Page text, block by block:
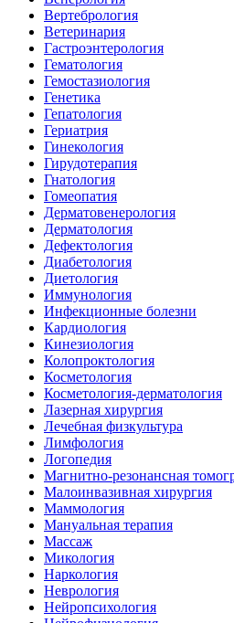
Вертебрология
Ветеринария
Гастроэнтерология
Гематология
Гемостазиология
Генетика
Гепатология
Гериатрия
Гинекология
Гирудотерапия
Гнатология
Гомеопатия
Дерматовенерология
Дерматология
Дефектология
Диабетология
Диетология
Иммунология
Инфекционные болезни
Кардиология
Кинезиология
Колопроктология
Косметология
Косметология-дерматология
Лазерная хирургия
Лечебная физкультура
Лимфология
Логопедия
Магнитно-резонансная
Малоинвазивная хирургия
Маммология
Мануальная терапия
Массаж
Микология
Наркология
Неврология
Нейропсихология